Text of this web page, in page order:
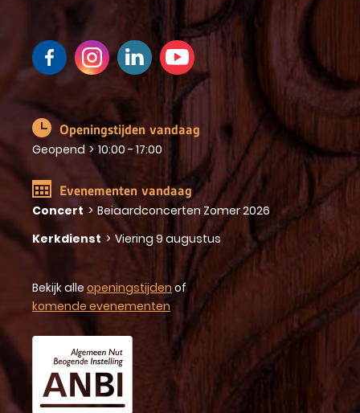
Openingstijden vandaag
Geopend > 10:00 - 17:00
Evenementen vandaag
Concert > Beiaardconcerten Zomer 2026
Kerkdienst > Viering 9 augustus
Bekijk alle openingstijden of
komende evenementen